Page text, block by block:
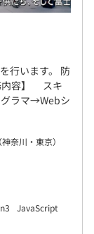
行います。 防
内容】 スキ
ラマ→Webシ
奈川・東京）
JavaScript